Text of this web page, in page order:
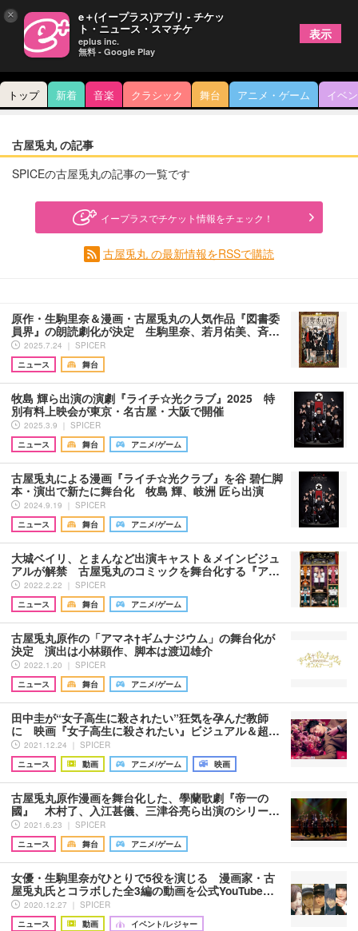
トップ 新着 音楽 クラシック 舞台 アニメ・ゲーム イベ
古屋兎丸 の記事
SPICEの古屋兎丸の記事の一覧です
イープラスでチケット情報をチェック！
古屋兎丸 の最新情報をRSSで購読
原作・生駒里奈＆漫画・古屋兎丸の人気作品『図書委
員界』の朗読劇化が決定 生駒里奈、若月佑美、斉…
2025.7.24 ｜ SPICER
ニュース
舞台
牧島 輝ら出演の演劇『ライチ☆光クラブ』2025 特
別有料上映会が東京・名古屋・大阪で開催
2025.3.9 ｜ SPICER
ニュース
舞台 アニメ/ゲーム
古屋兎丸による漫画『ライチ☆光クラブ』を谷 碧仁脚
本・演出で新たに舞台化 牧島 輝、岐洲 匠ら出演
2024.9.19 ｜ SPICER
ニュース
舞台 アニメ/ゲーム
大城ベイリ、とまんなど出演キャスト＆メインビジュ
アルが解禁 古屋兎丸のコミックを舞台化する『ア…
2022.2.22 ｜ SPICER
ニュース
舞台 アニメ/ゲーム
古屋兎丸原作の「アマネ†ギムナジウム」の舞台化が
決定 演出は小林顕作、脚本は渡辺雄介
2022.1.20 ｜ SPICER
ニュース
舞台 アニメ/ゲーム
田中圭が“女子高生に殺されたい”狂気を孕んだ教師
に 映画『女子高生に殺されたい』ビジュアル＆超…
2021.12.24 ｜ SPICER
ニュース
動画 アニメ/ゲーム 映画
古屋兎丸原作漫画を舞台化した、學蘭歌劇『帝一の
國』 木村了、入江甚儀、三津谷亮ら出演のシリー…
2021.6.23 ｜ SPICER
ニュース
舞台 アニメ/ゲーム
女優・生駒里奈がひとりで5役を演じる 漫画家・古
屋兎丸氏とコラボした全3編の動画を公式YouTube…
2020.12.27 ｜ SPICER
ニュース
動画 イベント/レジャー
× e＋(イープラス)アプリ - チケッ
ト・ニュース・スマチケ
eplus inc.
無料 - Google Play
表示